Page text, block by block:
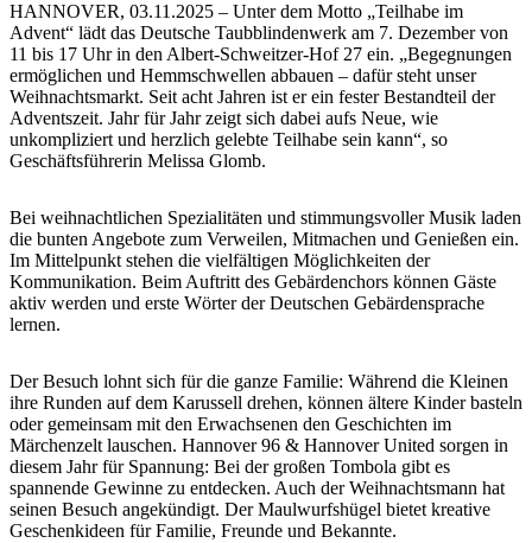
HANNOVER, 03.11.2025 – Unter dem Motto „Teilhabe im
Advent“ lädt das Deutsche Taubblindenwerk am 7. Dezember von
11 bis 17 Uhr in den Albert-Schweitzer-Hof 27 ein. „Begegnungen
ermöglichen und Hemmschwellen abbauen – dafür steht unser
Weihnachtsmarkt. Seit acht Jahren ist er ein fester Bestandteil der
Adventszeit. Jahr für Jahr zeigt sich dabei aufs Neue, wie
unkompliziert und herzlich gelebte Teilhabe sein kann“, so
Geschäftsführerin Melissa Glomb.
Bei weihnachtlichen Spezialitäten und stimmungsvoller Musik laden
die bunten Angebote zum Verweilen, Mitmachen und Genießen ein.
Im Mittelpunkt stehen die vielfältigen Möglichkeiten der
Kommunikation. Beim Auftritt des Gebärdenchors können Gäste
aktiv werden und erste Wörter der Deutschen Gebärdensprache
lernen.
Der Besuch lohnt sich für die ganze Familie: Während die Kleinen
ihre Runden auf dem Karussell drehen, können ältere Kinder basteln
oder gemeinsam mit den Erwachsenen den Geschichten im
Märchenzelt lauschen. Hannover 96 & Hannover United sorgen in
diesem Jahr für Spannung: Bei der großen Tombola gibt es
spannende Gewinne zu entdecken. Auch der Weihnachtsmann hat
seinen Besuch angekündigt. Der Maulwurfshügel bietet kreative
Geschenkideen für Familie, Freunde und Bekannte.